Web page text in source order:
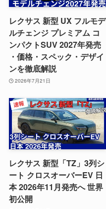
レクサス 新型 UX フルモデ
ルチェンジ プレミアム コ
ンパクトSUV 2027年発売
・価格・スペック・デザイ
ンを徹底解説
2026年7月21日
レクサス 新型「TZ」3列シ
ート クロスオーバーEV 日
本 2026年11月発売へ 世界
初公開